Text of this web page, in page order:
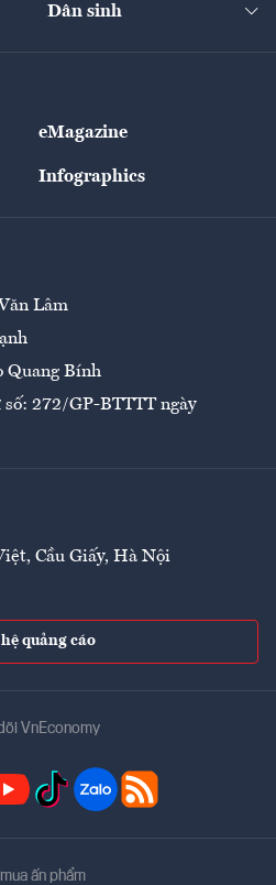
Nông sản
Giải trí
Dân sinh
eMagazine
Infographics
Lâm
Quang Bính
272/GP-BTTTT ngày
Cầu Giấy, Hà Nội
quảng cáo
VnEconomy
ấn phẩm